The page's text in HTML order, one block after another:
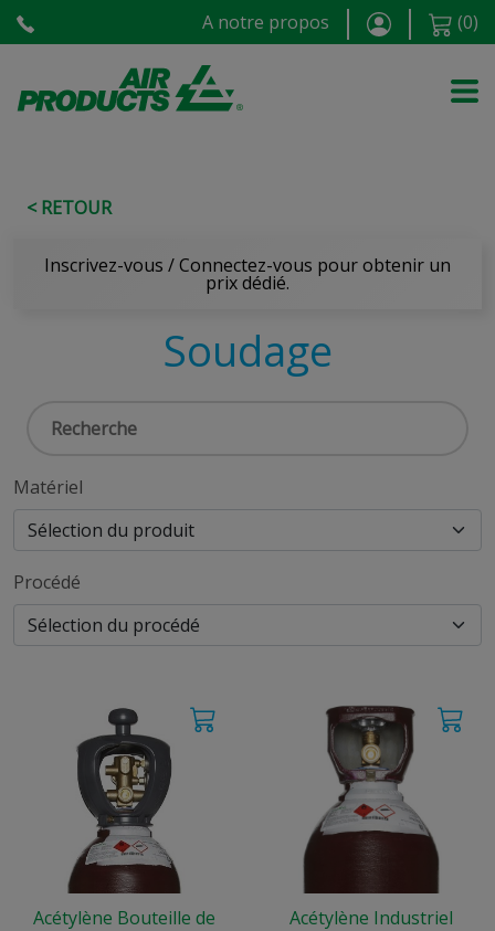
A notre propos (0)
< RETOUR
Inscrivez-vous / Connectez-vous pour obtenir un
prix dédié.
Soudage
Matériel
Procédé
Acétylène Bouteille de
Acétylène Industriel